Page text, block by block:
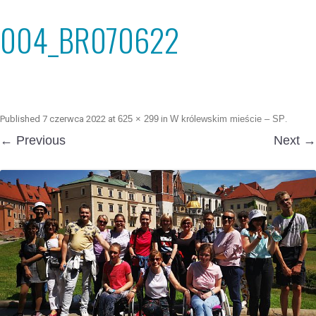
004_BR070622
Published 7 czerwca 2022 at 625 × 299 in W królewskim mieście – SP.
← Previous Next →